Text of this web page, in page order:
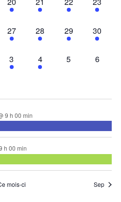
évènements,évènements,évènements,
2
évènements,
27
2
évènements,
28
2
évènements,
29
2
30
1
évènement,
3
1
évènement,
4
0
5
0
6
9 h 00 min
h 00 min
mois-ci Sep